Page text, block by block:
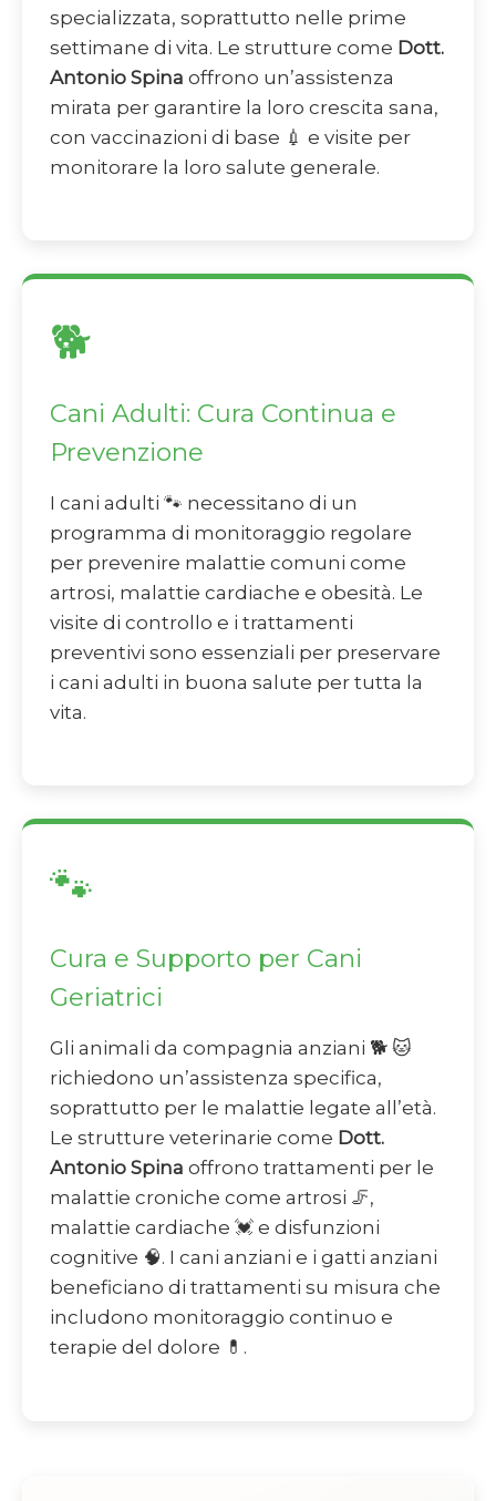
specializzata, soprattutto nelle prime
settimane di vita. Le strutture come Dott.
Antonio Spina offrono un’assistenza
mirata per garantire la loro crescita sana,
con vaccinazioni di base 💉 e visite per
monitorare la loro salute generale.
🐕
Cani Adulti: Cura Continua e
Prevenzione
I cani adulti 🐾 necessitano di un
programma di monitoraggio regolare
per prevenire malattie comuni come
artrosi, malattie cardiache e obesità. Le
visite di controllo e i trattamenti
preventivi sono essenziali per preservare
i cani adulti in buona salute per tutta la
vita.
🐾
Cura e Supporto per Cani
Geriatrici
Gli animali da compagnia anziani 🐕 🐱
richiedono un’assistenza specifica,
soprattutto per le malattie legate all’età.
Le strutture veterinarie come Dott.
Antonio Spina offrono trattamenti per le
malattie croniche come artrosi 🦵,
malattie cardiache 💓 e disfunzioni
cognitive 🧠. I cani anziani e i gatti anziani
beneficiano di trattamenti su misura che
includono monitoraggio continuo e
terapie del dolore 💊.